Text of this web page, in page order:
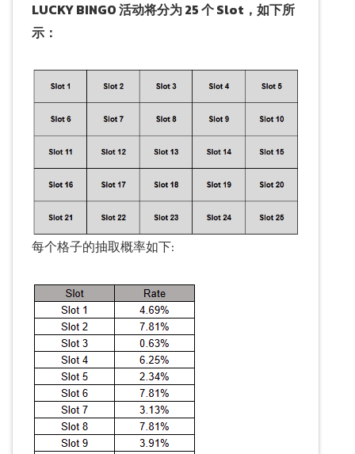
LUCKY BINGO 活动将分为 25 个 Slot，如下所
示：
每个格子的抽取概率如下: